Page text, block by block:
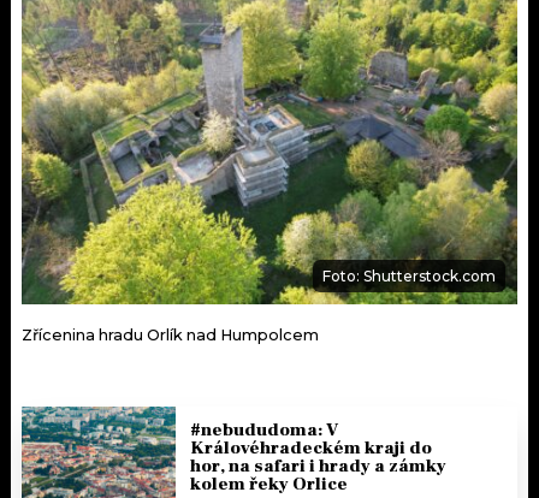
Foto: Shutterstock.com
Zřícenina hradu Orlík nad Humpolcem
#nebududoma: V
Královéhradeckém kraji do
hor, na safari i hrady a zámky
kolem řeky Orlice